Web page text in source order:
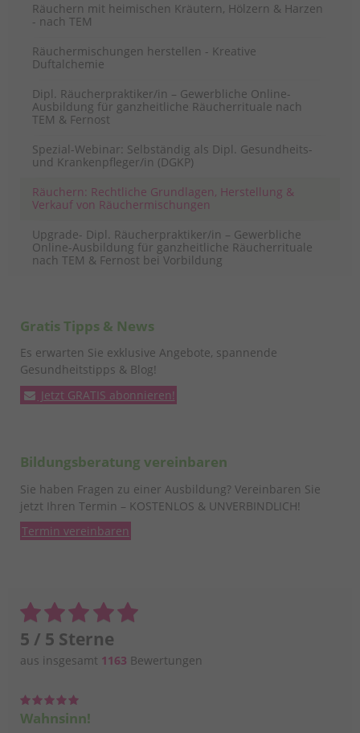
Räuchern mit heimischen Kräutern, Hölzern & Harzen
- nach TEM
Räuchermischungen herstellen - Kreative
Duftalchemie
Dipl. Räucherpraktiker/in – Gewerbliche Online-
Ausbildung für ganzheitliche Räucherrituale nach
TEM & Fernost
Spezial-Webinar: Selbständig als Dipl. Gesundheits-
und Krankenpfleger/in (DGKP)
Räuchern: Rechtliche Grundlagen, Herstellung &
Verkauf von Räuchermischungen
Upgrade- Dipl. Räucherpraktiker/in – Gewerbliche
Online-Ausbildung für ganzheitliche Räucherrituale
nach TEM & Fernost bei Vorbildung
Gratis Tipps & News
Es erwarten Sie exklusive Angebote, spannende
Gesundheitstipps & Blog!
Jetzt GRATIS abonnieren!
Bildungsberatung vereinbaren
Sie haben Fragen zu einer Ausbildung? Vereinbaren Sie
jetzt Ihren Termin – KOSTENLOS & UNVERBINDLICH!
Termin vereinbaren
5 / 5 Sterne
aus insgesamt 1163 Bewertungen
Wahnsinn!